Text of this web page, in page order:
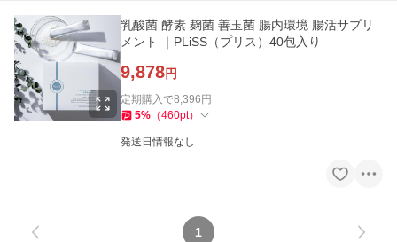
乳酸菌 酵素 麹菌 善玉菌 腸内環境 腸活サプリ
メント ｜PLiSS（プリス）40包入り
9,878円
定期購入で8,396 円
5% （460pt）
発送日情報なし
1